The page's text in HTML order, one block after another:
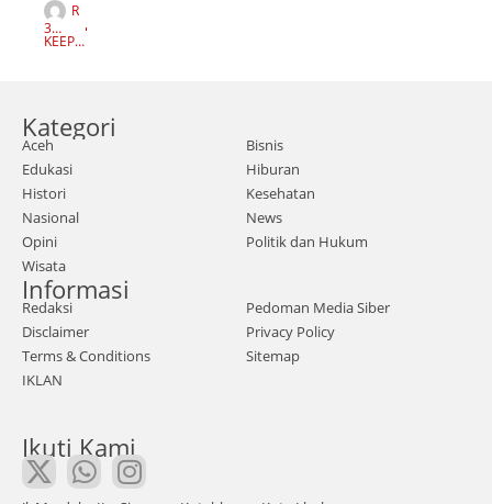
a,
Mata
-
Dem
ision
er
Ketu
a
Umu
m
Dew
an
kutif
Mah
R
Z
K
A
N
3
TAH
KEEP
Kategori
Aceh
Bisnis
Edukasi
Hiburan
Histori
Kesehatan
Nasional
News
Opini
Politik dan Hukum
Wisata
Informasi
Redaksi
Pedoman Media Siber
Disclaimer
Privacy Policy
Terms & Conditions
Sitemap
IKLAN
Ikuti Kami